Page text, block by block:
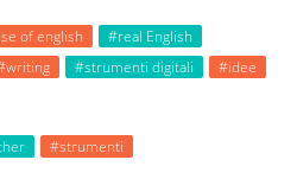
of english
#real English
#strumenti digitali #idee
#strumenti